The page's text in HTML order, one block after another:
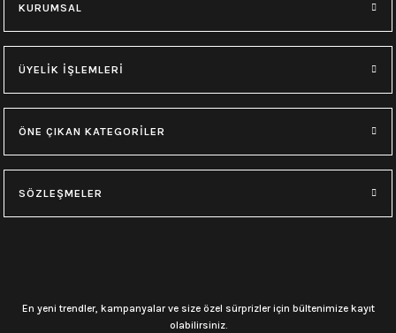
Black Label Society Yıkamalı Over Size Kolsuz Tişört
M L XL
XL
KURUMSAL
ÜYELİK İŞLEMLERİ
ÖNE ÇIKAN KATEGORİLER
SÖZLEŞMELER
En yeni trendler, kampanyalar ve size özel sürprizler için bültenimize kayıt
olabilirsiniz.